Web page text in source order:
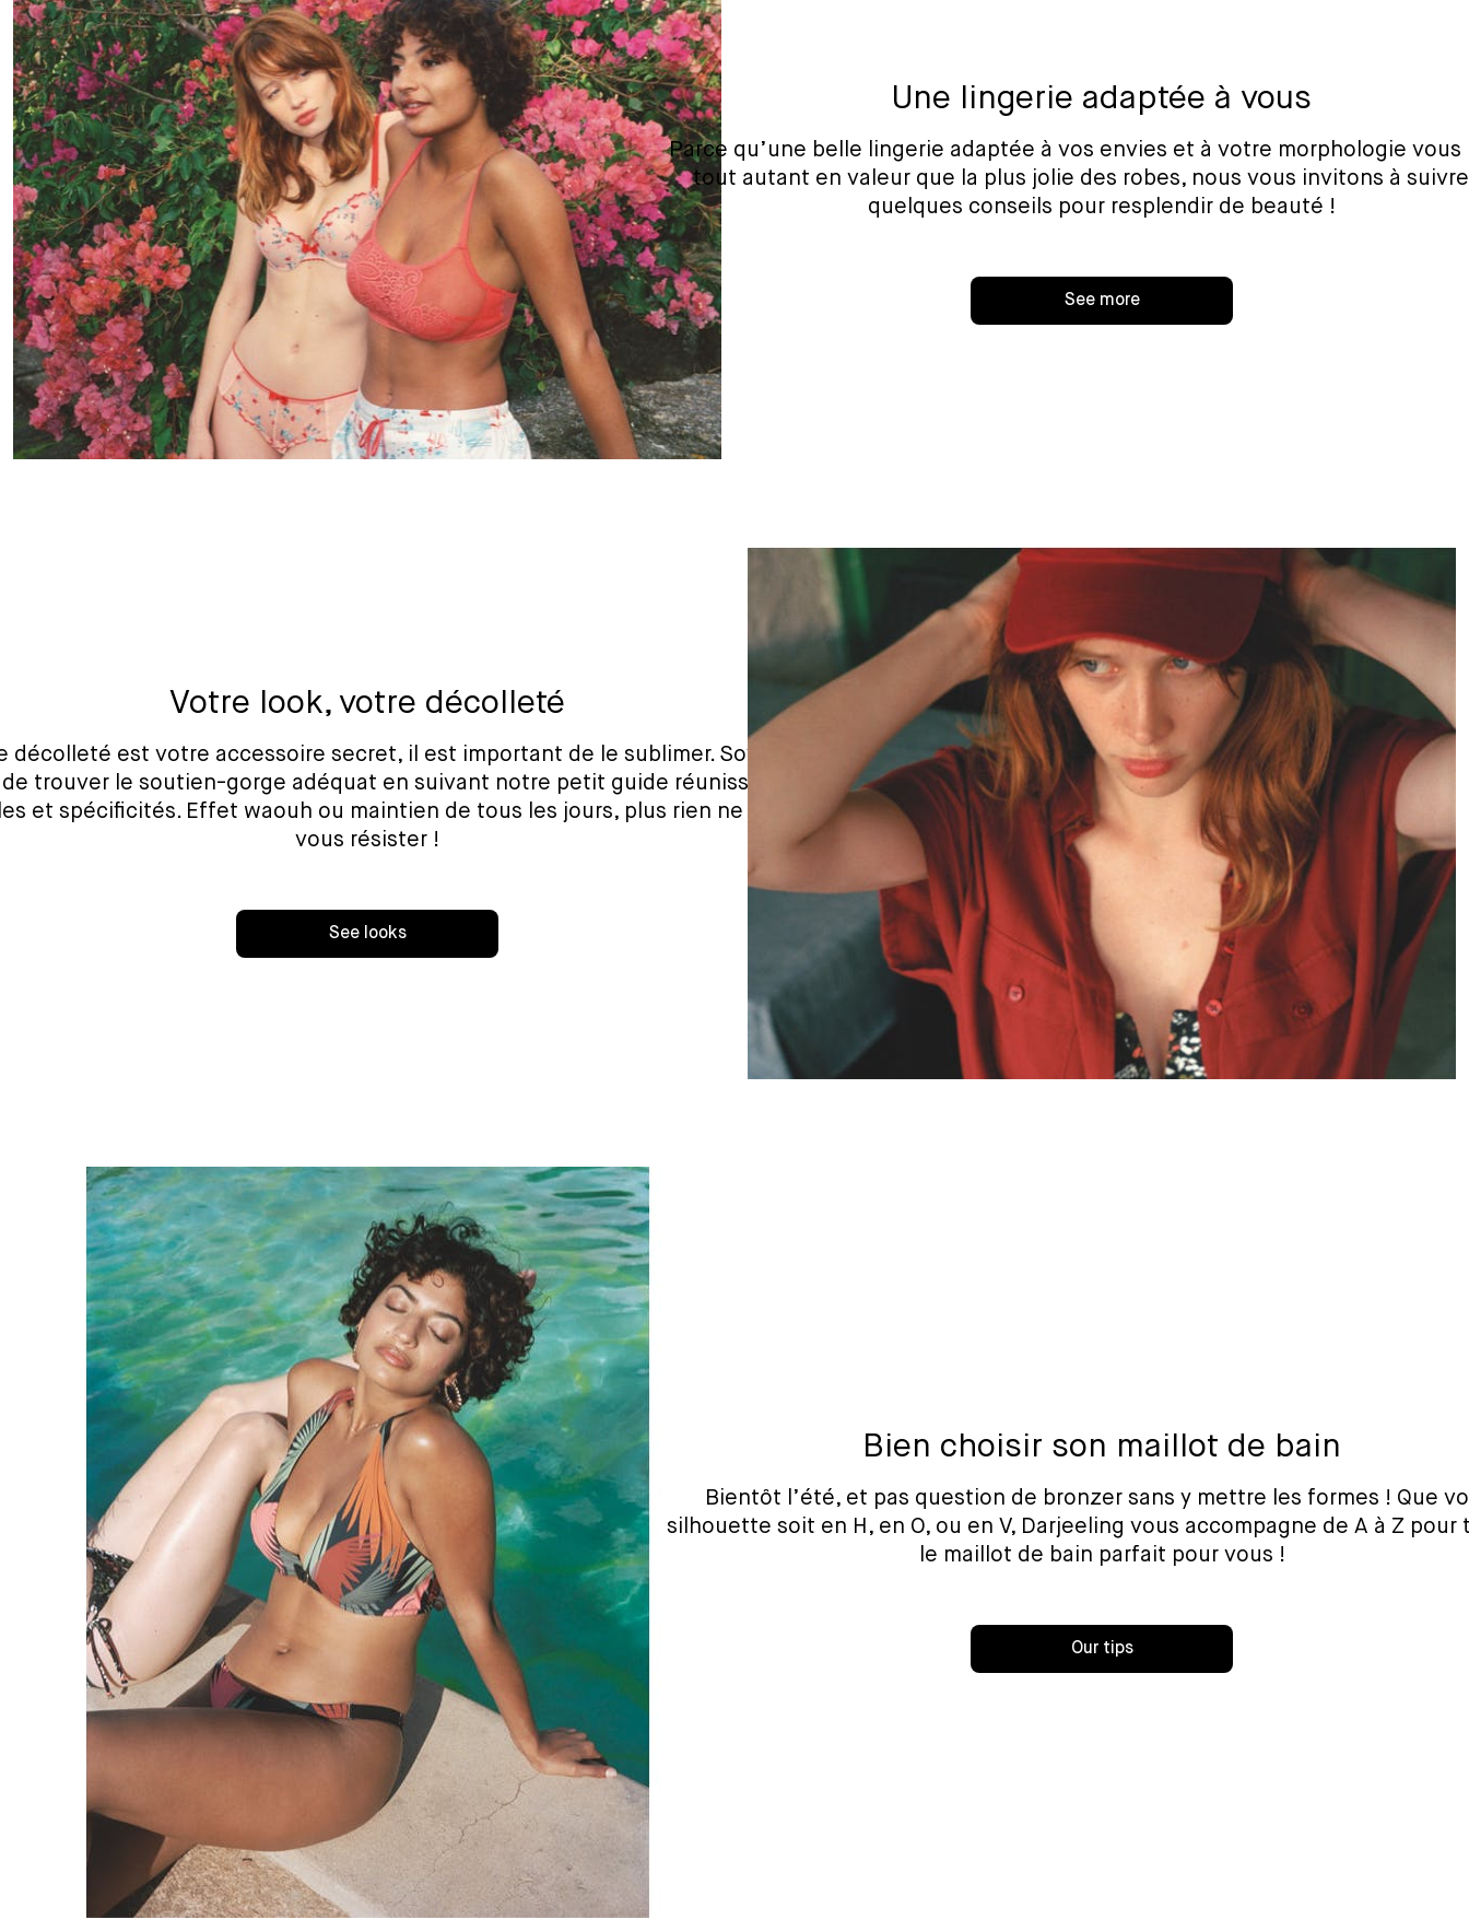
Une lingerie adaptée à vous
Parce qu’une belle lingerie adaptée à vos envies et à votre morphologie vous
tout autant en valeur que la plus jolie des robes, nous vous invitons à
quelques conseils pour resplendir de beauté !
See more
Votre look, votre décolleté
décolleté est votre accessoire secret, il est important de le sublimer. Soyez
trouver le soutien-gorge adéquat en suivant notre petit guide réunissant
et spécificités. Effet waouh ou maintien de tous les jours, plus rien ne peut
vous résister !
See looks
Bien choisir son maillot de bain
Bientôt l’été, et pas question de bronzer sans y mettre les formes ! Que
silhouette soit en H, en O, ou en V, Darjeeling vous accompagne de A à Z pour
le maillot de bain parfait pour vous !
Our tips